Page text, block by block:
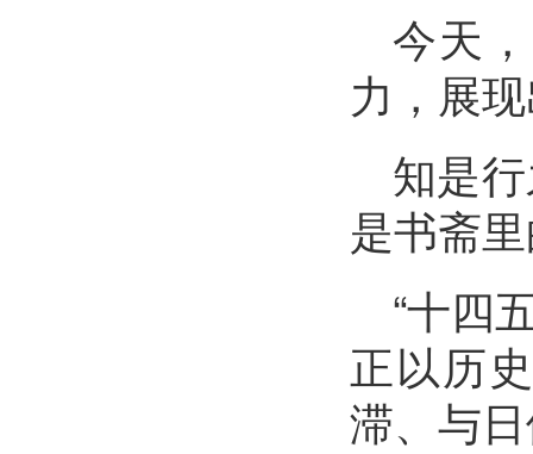
今天
力，展
知是
是书斋
“十四
正以历
滞、与